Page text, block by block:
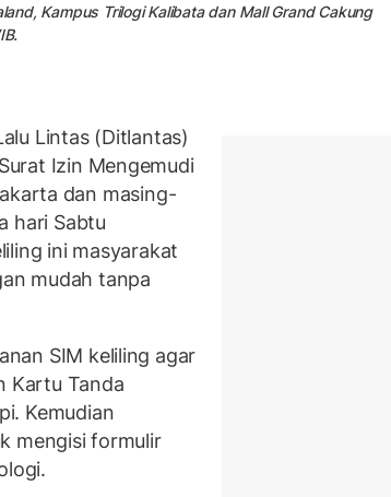
Kampus Trilogi Kalibata dan Mall Grand Cakung
Lintas (Ditlantas)
Izin Mengemudi
dan masing-
hari Sabtu
ini masyarakat
mudah tanpa
SIM keliling agar
Kartu Tanda
Kemudian
mengisi formulir